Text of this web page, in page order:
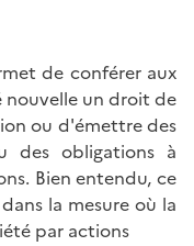
de conférer aux
nouvelle un droit de
ou d'émettre des
des obligations à
Bien entendu, ce
la mesure où la
par actions